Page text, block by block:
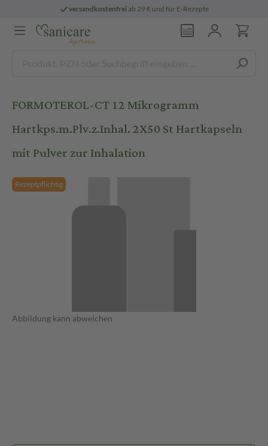
versandkostenfreiab 29 € und für E-Rezepte
FORMOTEROL-CT 12 Mikrogramm
Hartkps.m.Plv.z.Inhal. 2X50 St Hartkapseln
mit Pulver zur Inhalation
Rezeptpflichtig
Abbildung kann abweichen